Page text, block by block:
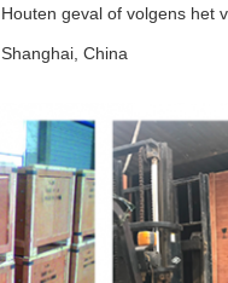
Houten geval of volgens het
Shanghai, China